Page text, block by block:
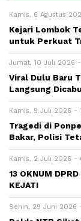
Kamis, 6 Agustus
Kejari Lombok
untuk Perkuat
Jumat, 10 Juli 2026
Viral Dulu Baru
Langsung
Kamis, 9 Juli 2026 -
Tragedi di
Bakar, Polisi
Kamis, 2 Juli 2026 -
13 OKNUM
KEJATI
Senin, 29 Juni 2026